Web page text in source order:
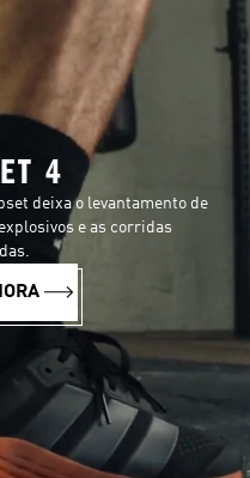
4
deixa o levantamento de
e as corridas